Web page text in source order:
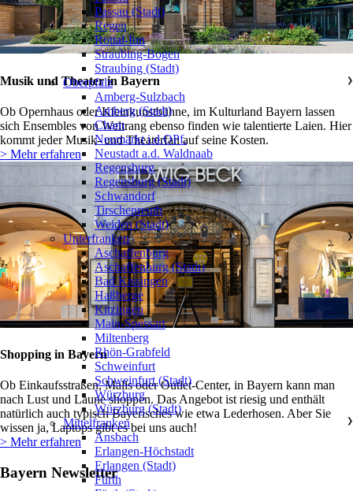
Musik und Theater in Bayern
Ob Opernhaus oder Kleinkunstbühne, im Kulturland Bayern lassen
sich Ensembles von Weltrang ebenso finden wie talentierte Laien. Hier
kommt jeder Musik- und Theaterfan auf seine Kosten.
> Mehr erfahren
Shopping in Bayern
Ob Einkaufsstraßen, Malls oder Outlet-Center, in Bayern kann man
nach Lust und Laune shoppen. Das Angebot ist riesig und enthält
natürlich auch typisch Bayerisches wie etwa Lederhosen. Aber Sie
wissen ja, Laptops gibt es bei uns auch!
> Mehr erfahren
Bayern Newsletter
Passau (Stadt)
Regen
Rottal-Inn
Straubing-Bogen
Straubing (Stadt)
Oberpfalz
❯
Amberg-Sulzbach
Amberg (Stadt)
Cham
Neumarkt i.d.OPf.
Neustadt a.d. Waldnaab
Regensburg
Regensburg (Stadt)
Schwandorf
Tirschenreuth
Weiden (Stadt)
Unterfranken
❯
Aschaffenburg
Aschaffenburg (Stadt)
Bad Kissingen
Haßberge
Kitzingen
Main-Spessart
Miltenberg
Rhön-Grabfeld
Schweinfurt
Schweinfurt (Stadt)
Würzburg
Würzburg (Stadt)
Mittelfranken
❯
Ansbach
Erlangen-Höchstadt
Erlangen (Stadt)
Fürth